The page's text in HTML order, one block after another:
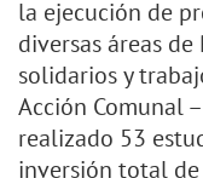
la ejecución de
diversas áreas
solidarios y
Acción Comunal
realizado 53
inversión total